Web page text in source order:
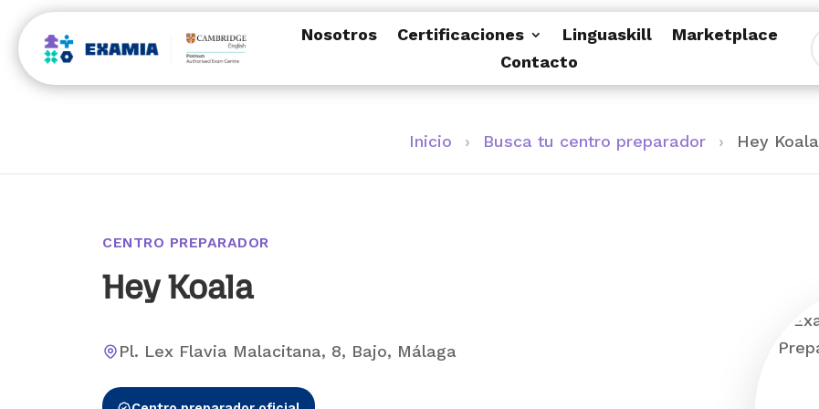
Nosotros Certificaciones Linguaskill
Marketplace
Contacto
Inicio › Busca tu centro preparador › Hey Koala
CENTRO PREPARADOR
Hey Koala
Pl. Lex Flavia Malacitana, 8, Bajo, Málaga